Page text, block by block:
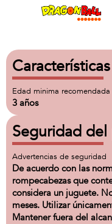
Características
Edad minima recomendada
3 años
Seguridad
Advertencias de seguridad
De acuerdo con las
rompecabezas que
considera un juguete.
meses. Utilizar
Mantener fuera del